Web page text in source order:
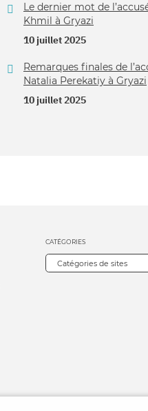
Le dernier mot de
Khmil à Gryazi
10 juillet 2025
Remarques finales de
Natalia Perekatiy à Gryazi
10 juillet 2025
CATÉGORIES
Catégories de sites